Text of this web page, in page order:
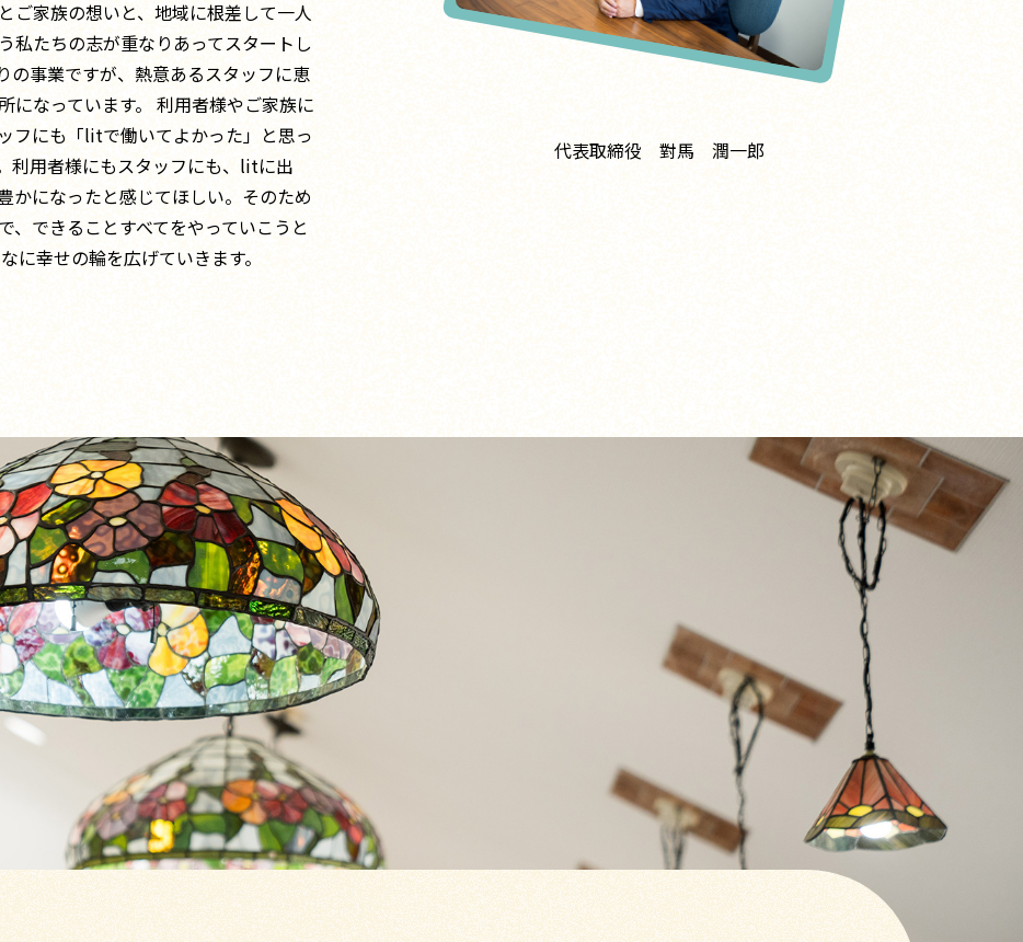
ご家族の想いと、地域に根差して一人
私たちの志が重なりあってスタートし
の事業ですが、熱意あるスタッフに恵
になっています。 利用者様やご家族に
フにも「litで働いてよかった」と思っ
利用者様にもスタッフにも、litに出
かになったと感じてほしい。そのため
、できることすべてをやっていこうと
幸せの輪を広げていきます。
代表取締役 對馬 潤一郎